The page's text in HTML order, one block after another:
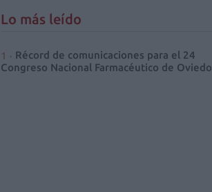
Lo más leído
Récord de comunicaciones para el 24
Congreso Nacional Farmacéutico de Oviedo